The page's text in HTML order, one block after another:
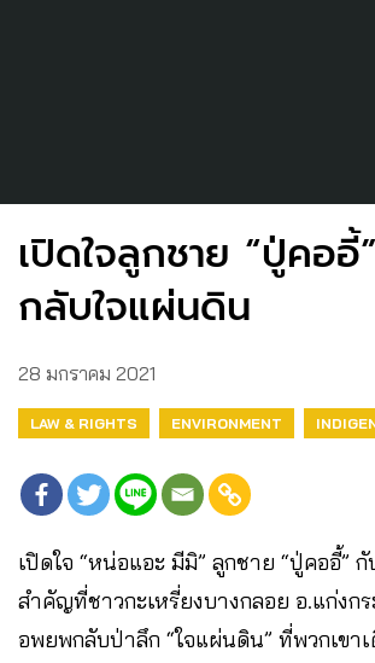
เปิดใจลูกชาย “ปู่คออี้
กลับใจแผ่นดิน
28 มกราคม 2021
LAW & RIGHTS ENVIRONMENT
เปิดใจ “หน่อแอะ มีมิ” ลูกชาย “ปู่คออี้”
สำคัญที่ชาวกะเหรี่ยงบางกลอย อ.แก่งก
อพยพกลับป่าลึก “ใจแผ่นดิน” ที่พวกเขา